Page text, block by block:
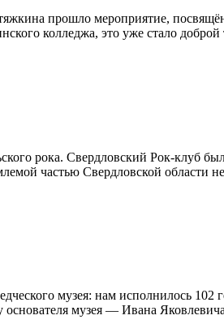
прошло мероприятие,
колледжа, это уже стало
рока. Свердловский Рок-клуб
частью Свердловской
музея: нам исполнилось
музея — Ивана